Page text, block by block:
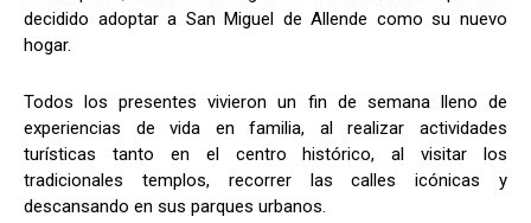
decidido adoptar a San Miguel de Allende como su nuevo
hogar.
Todos los presentes vivieron un fin de semana lleno de
experiencias de vida en familia, al realizar actividades
turísticas tanto en el centro histórico, al visitar los
tradicionales templos, recorrer las calles icónicas y
descansando en sus parques urbanos.